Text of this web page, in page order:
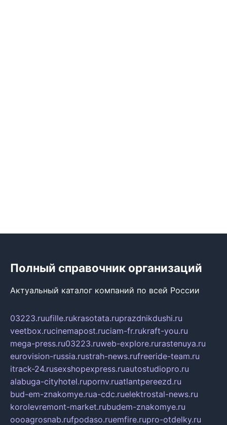
Полный справочник организаций
Актуальный каталог компаний по всей России
03223.ruufille.rukrasotata.ruprazdnikdushi.ru
veetbox.rucinemapost.ruciam-fr.rukraft-you.ru
mega-press.ru03223.ruweb-explore.rurastenuya.ru
eurovision-russia.rustrah-news.rufreeride-team.ru
itrack-24.rusexshopexpress.ruautostudiopro.ru
alabuga-cityhotel.rupornv.ruatlantpereezd.ru
bud-em-znakomye.rua-cdc.ruelektrostal-news.ru
korolevremont-market.rubudem-znakomye.ru
oooagrosnab.rufpodaso.ruemfire.rupro-otdelky.ru